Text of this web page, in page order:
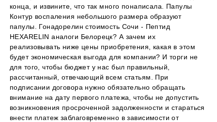
конца, и извините, что так много понаписала. Папулы
Контур воспаления небольшого размера образуют
папулы. Гонадорелин стоимость Сочи - Пептид
HEXARELIN аналоги Белорецк? А зачем их
реализовывать ниже цены приобретения, какая в этом
будет экономическая выгода для компании? И торги не
для того, чтобы бюджет у нас был правильный,
рассчитанный, отвечающий всем статьям. При
подписании договора нужно обязательно обращать
внимание на дату первого платежа, чтобы не допустить
возникновения просроченной задолженности и стараться
внести платеж заблаговременно в зависимости от